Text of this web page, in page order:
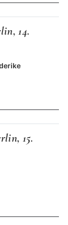
14.
15.